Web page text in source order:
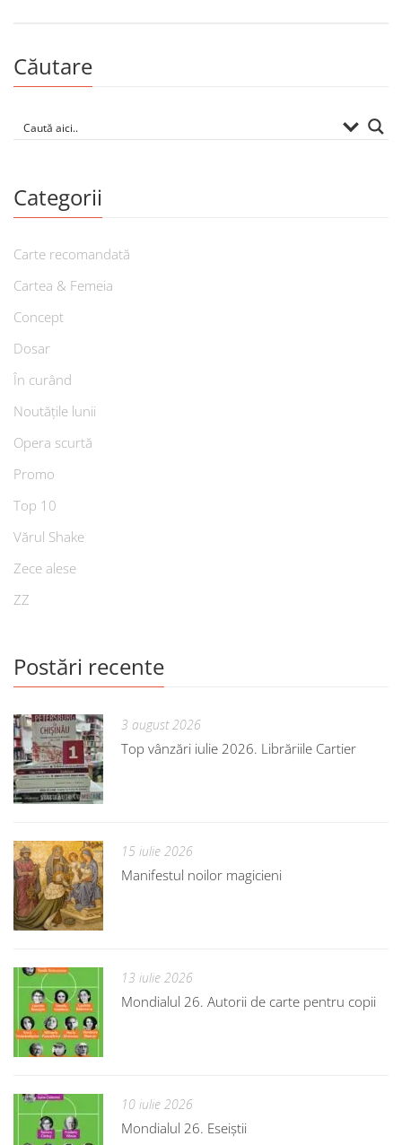
Căutare
Categorii
Carte recomandată
Cartea & Femeia
Concept
Dosar
În curând
Noutățile lunii
Opera scurtă
Promo
Top 10
Vărul Shake
Zece alese
ZZ
Postări recente
3 august 2026
Top vânzări iulie 2026. Librăriile Cartier
15 iulie 2026
Manifestul noilor magicieni
13 iulie 2026
Mondialul 26. Autorii de carte pentru copii
10 iulie 2026
Mondialul 26. Eseiștii